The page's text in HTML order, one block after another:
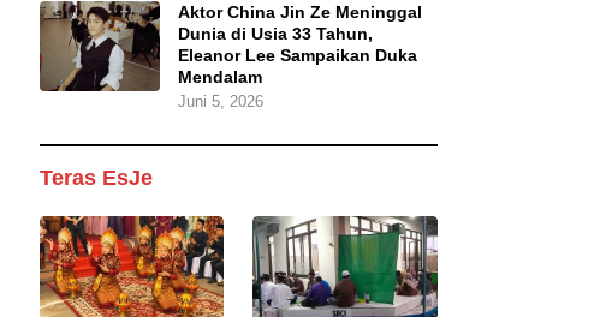
Aktor China Jin Ze Meninggal
Dunia di Usia 33 Tahun,
Eleanor Lee Sampaikan Duka
Mendalam
Juni 5, 2026
Teras EsJe